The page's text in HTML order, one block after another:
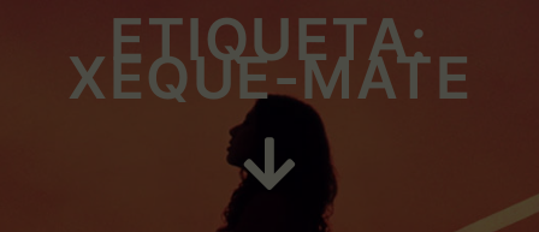
ETIQUETA:
XEQUE-MATE